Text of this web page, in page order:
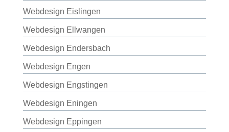
Webdesign Eislingen
Webdesign Ellwangen
Webdesign Endersbach
Webdesign Engen
Webdesign Engstingen
Webdesign Eningen
Webdesign Eppingen